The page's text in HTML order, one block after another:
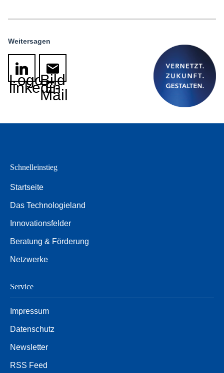
Weitersagen
Logo
linkedin
Bild
E-
Mail
Schnelleinstieg
Startseite
Das Technologieland
Innovationsfelder
Beratung & Förderung
Netzwerke
Service
Impressum
Datenschutz
Newsletter
RSS Feed